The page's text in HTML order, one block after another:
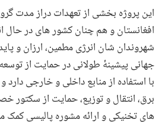
این پروژه بخشی از تعهدات دراز مدت
افغانستان و هم چنان کشور های در حال
شهروندان شان انرژی مطمین، ارزان و
جهانی پیشینۀ طولانی در حمایت از
با استفاده از منابع داخلی و خارجی
برق، انتقال و توزیع، حمایت از
های تخنیکی و ارائه مشوره پالیسی کمک